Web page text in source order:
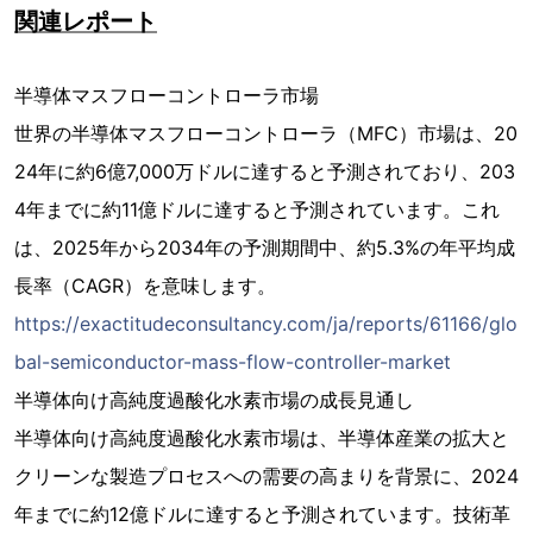
関連レポート
半導体マスフローコントローラ市場
世界の半導体マスフローコントローラ（MFC）市場は、20
24年に約6億7,000万ドルに達すると予測されており、203
4年までに約11億ドルに達すると予測されています。これ
は、2025年から2034年の予測期間中、約5.3%の年平均成
長率（CAGR）を意味します。
https://exactitudeconsultancy.com/ja/reports/61166/glo
bal-semiconductor-mass-flow-controller-market
半導体向け高純度過酸化水素市場の成長見通し
半導体向け高純度過酸化水素市場は、半導体産業の拡大と
クリーンな製造プロセスへの需要の高まりを背景に、2024
年までに約12億ドルに達すると予測されています。技術革